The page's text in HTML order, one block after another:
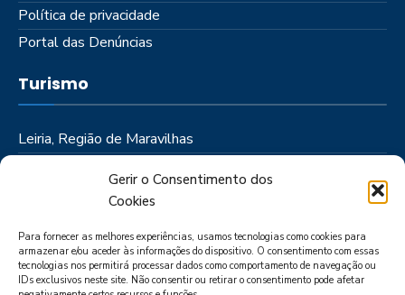
Gerir o Consentimento dos
Cookies
Para fornecer as melhores experiências, usamos tecnologias como cookies para
armazenar e/ou aceder às informações do dispositivo. O consentimento com essas
tecnologias nos permitirá processar dados como comportamento de navegação ou
IDs exclusivos neste site. Não consentir ou retirar o consentimento pode afetar
Política de privacidade
Portal das Denúncias
Turismo
Leiria, Região de Maravilhas
Roteiros